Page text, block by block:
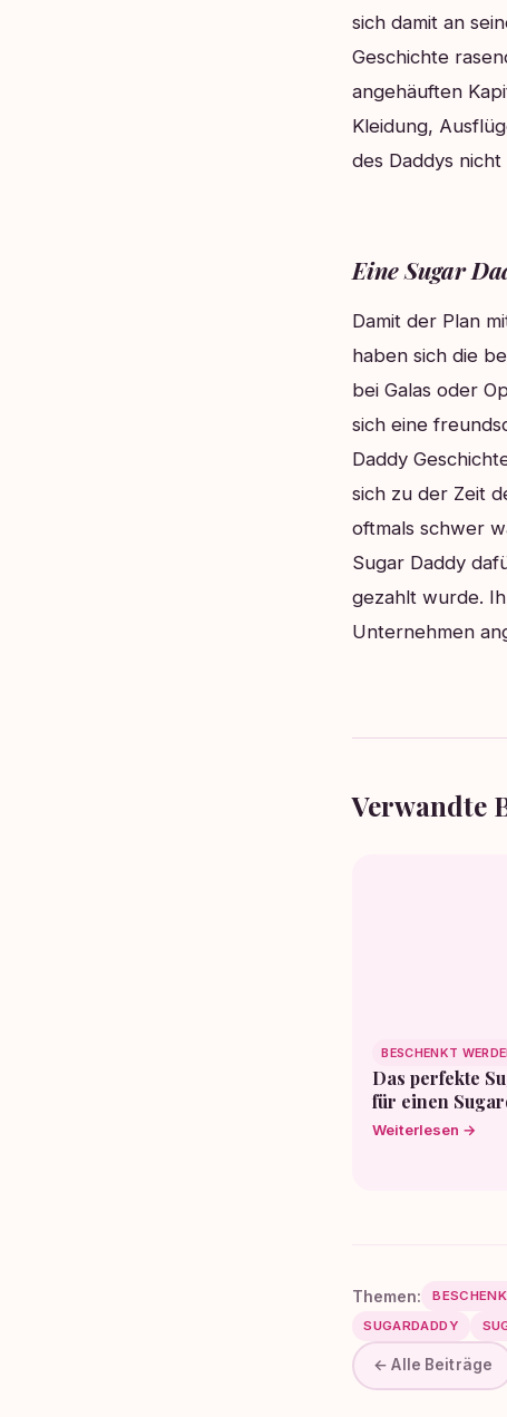
sich damit an
Geschichte
angehäuften
Kleidung,
des Daddys
Eine Sugar
Damit der Plan
haben sich die
bei Galas oder
sich eine
Daddy
sich zu der Zeit
oftmals schwer
Sugar Daddy
gezahlt wurde.
Unternehmen
Verwandte
BESCHENKT
Das perfekte
für einen
Weiterlesen →
Themen:
SUGARDADDY
← Alle Beiträge